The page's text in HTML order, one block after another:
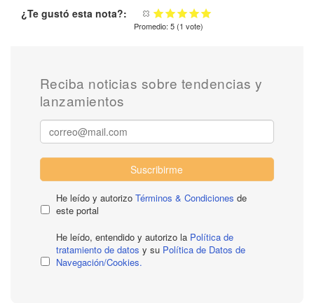
¿Te gustó esta nota?:
Promedio: 5 (1 vote)
Reciba noticias sobre tendencias y
lanzamientos
Suscribirme
He leído y autorizo Términos & Condiciones de
este portal
He leído, entendido y autorizo la Política de
tratamiento de datos y su Política de Datos de
Navegación/Cookies.